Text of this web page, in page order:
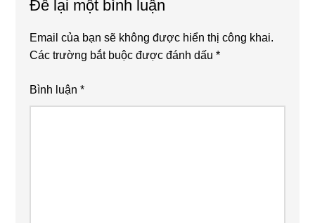
Để lại một bình luận
Email của bạn sẽ không được hiển thị công khai.
Các trường bắt buộc được đánh dấu*
Bình luận*